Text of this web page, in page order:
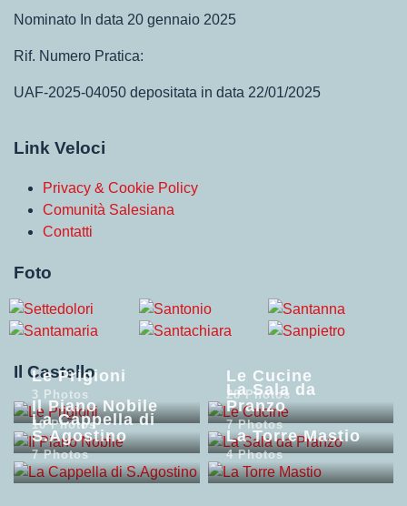
Nominato In data 20 gennaio 2025
Rif. Numero Pratica:
UAF-2025-04050 depositata in data 22/01/2025
Link Veloci
Privacy & Cookie Policy
Comunità Salesiana
Contatti
Foto
Il Castello
Le Prigioni
3 Photos
Le Cucine
28 Photos
Il Piano Nobile
10 Photos
La Sala da
Pranzo
7 Photos
La Cappella di
S.Agostino
7 Photos
La Torre Mastio
4 Photos